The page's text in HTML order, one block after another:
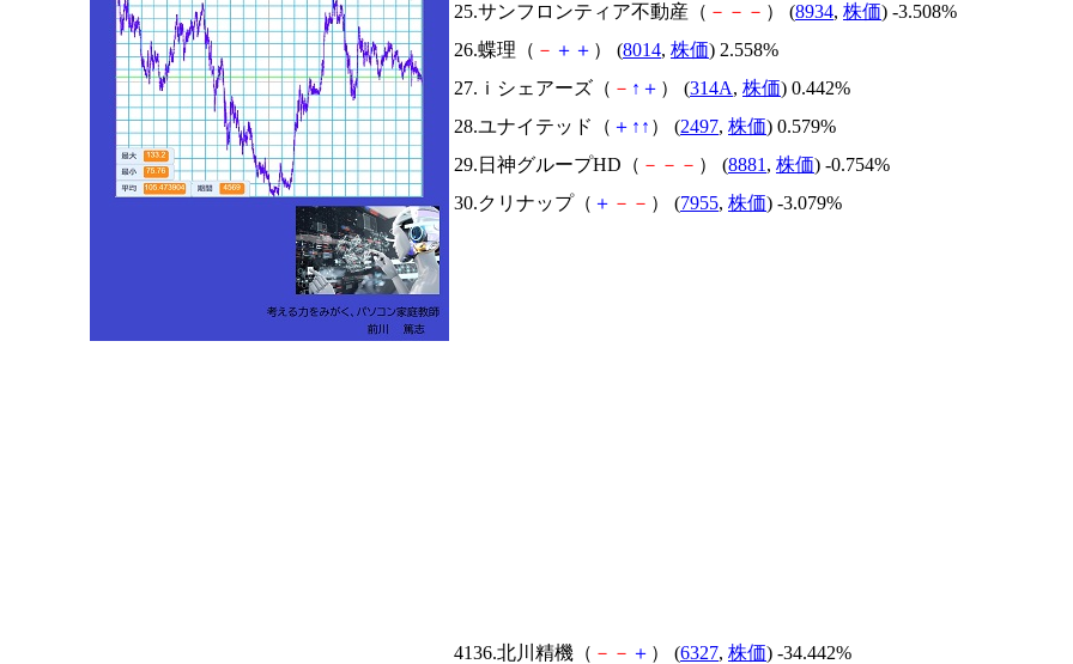
25.サンフロンティア不動産（ － － － ） (8934, 株価) -3.508%
26.蝶理（ － ＋ ＋ ） (8014, 株価) 2.558%
27.ｉシェアーズ（ － ↑ ＋ ） (314A, 株価) 0.442%
28.ユナイテッド（ ＋ ↑ ↑ ） (2497, 株価) 0.579%
29.日神グループHD（ － － － ） (8881 , 株価) -0.754%
30.クリナップ（ ＋ － － ） (7955, 株価) -3.079%
4136.北川精機（ － － ＋ ） (6327, 株価) -34.442%